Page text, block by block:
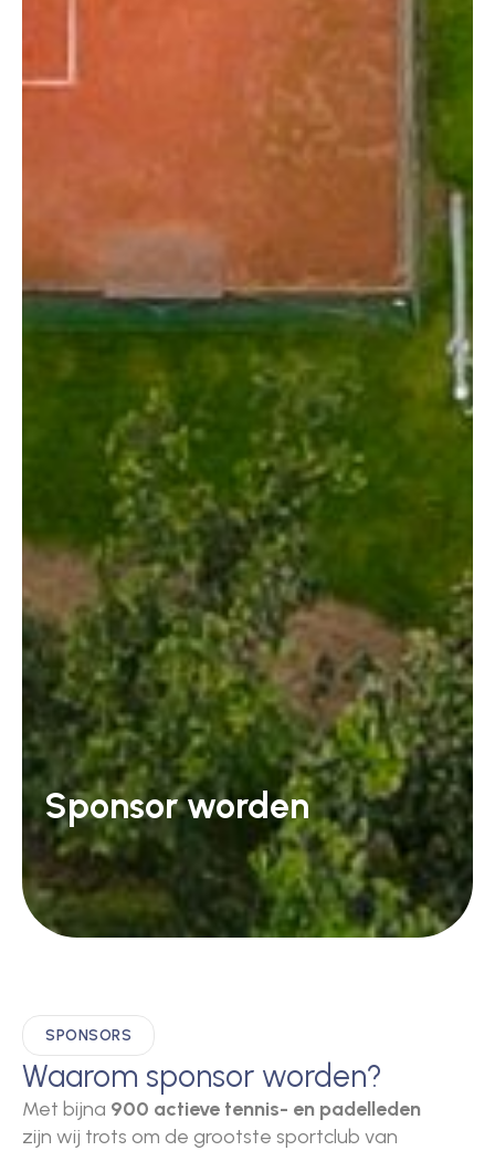
Sponsor worden
SPONSORS
Waarom sponsor worden?
Met bijna 900 actieve tennis- en padelleden
zijn wij trots om de grootste sportclub van